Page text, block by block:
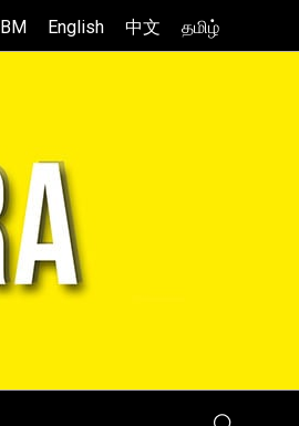
BM English 中文 தமிழ்